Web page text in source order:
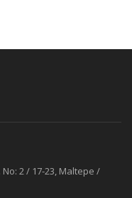
No: 2 / 17-23, Maltepe /